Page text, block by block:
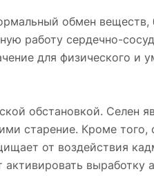
обмен
работу сердечно-
для физического и
обстановкой. Селен
старение. Кроме того,
от воздействия
выработку